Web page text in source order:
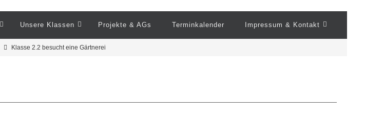
Unsere Klassen Projekte & AGs Terminkalender Impressum & Kontakt
Klasse 2.2 besucht eine Gärtnerei